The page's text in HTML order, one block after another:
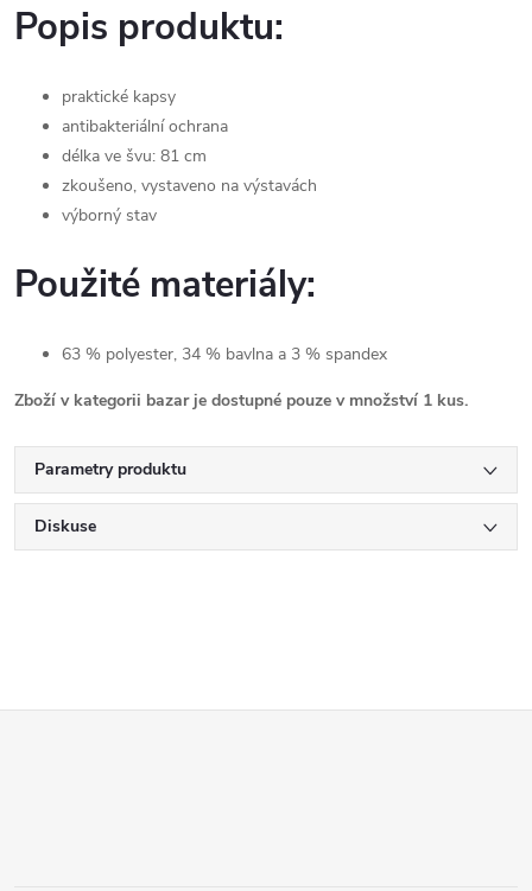
Popis produktu:
praktické kapsy
antibakteriální ochrana
délka ve švu: 81 cm
zkoušeno, vystaveno na výstavách
výborný stav
Použité materiály:
63 % polyester, 34 % bavlna a 3 % spandex
Zboží v kategorii bazar je dostupné pouze v množství 1 kus.
Parametry produktu
Diskuse